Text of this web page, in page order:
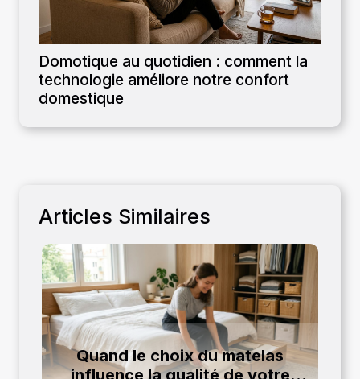
Domotique au quotidien : comment la
technologie améliore notre confort
domestique
Articles Similaires
Quand le choix du matelas
influence la qualité de votre